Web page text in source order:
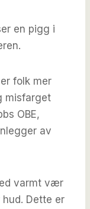
en pigg i
folk mer
misfarget
OBE,
av
varmt vær
Dette er